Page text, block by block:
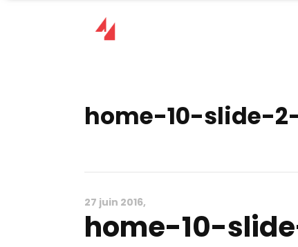
home-10-slide-
27 juin 2016
home-10-